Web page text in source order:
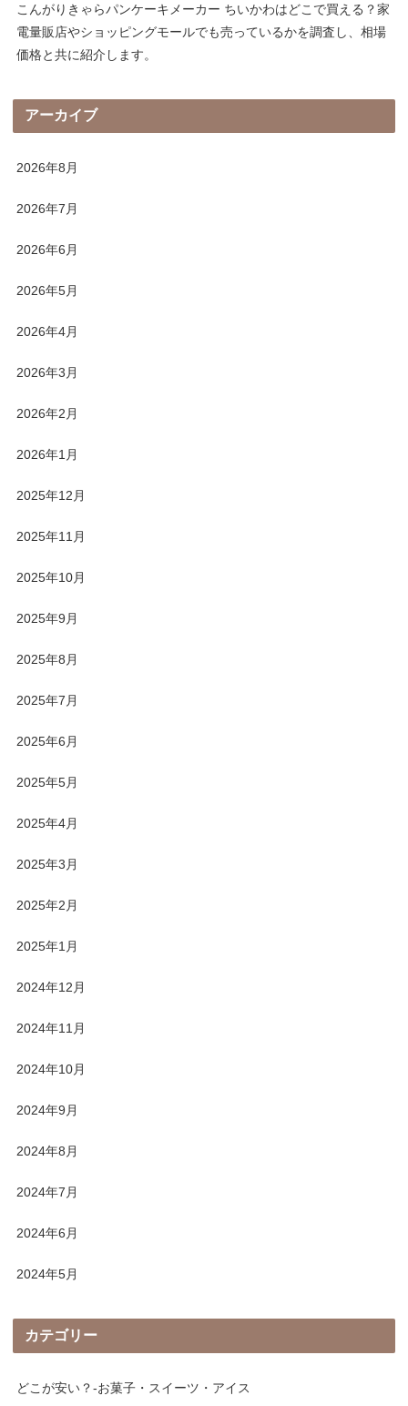
こんがりきゃらパンケーキメーカー ちいかわはどこで買える？家
電量販店やショッピングモールでも売っているかを調査し、相場
価格と共に紹介します。
アーカイブ
2026年8月
2026年7月
2026年6月
2026年5月
2026年4月
2026年3月
2026年2月
2026年1月
2025年12月
2025年11月
2025年10月
2025年9月
2025年8月
2025年7月
2025年6月
2025年5月
2025年4月
2025年3月
2025年2月
2025年1月
2024年12月
2024年11月
2024年10月
2024年9月
2024年8月
2024年7月
2024年6月
2024年5月
カテゴリー
どこが安い？-お菓子・スイーツ・アイス